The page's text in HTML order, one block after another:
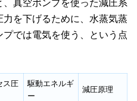
真空ポンプを使った減圧系
を下げるために、水蒸気蒸
では電気を使う、という点
ス圧
駆動エネルギ
ー
減圧原理